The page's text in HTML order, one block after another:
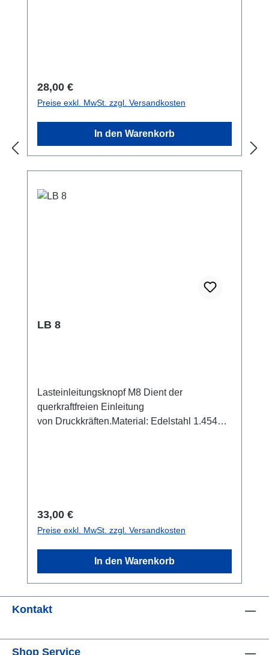
Regulärer Preis:
28,00 €
Preise exkl. MwSt. zzgl. Versandkosten
In den Warenkorb
LB 8
Lasteinleitungsknopf M8 Dient der
querkraftfreien Einleitung
von Druckkräften.Material: Edelstahl 1.4542
Regulärer Preis:
33,00 €
Preise exkl. MwSt. zzgl. Versandkosten
In den Warenkorb
Kontakt
Shop Service